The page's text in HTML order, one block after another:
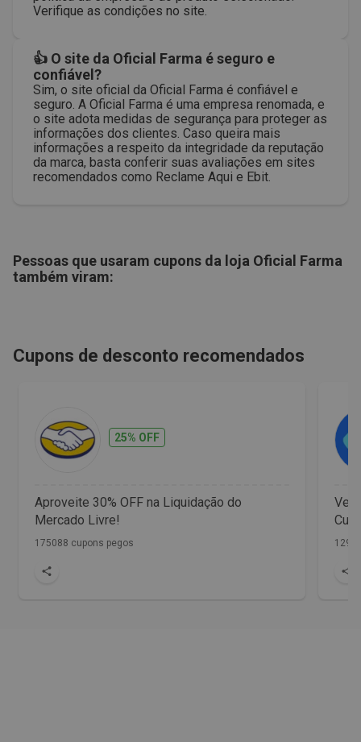
Verifique as condições no site.
👍 O site da Oficial Farma é seguro e
confiável?
Sim, o site oficial da Oficial Farma é confiável e
seguro. A Oficial Farma é uma empresa renomada, e
o site adota medidas de segurança para proteger as
informações dos clientes. Caso queira mais
informações a respeito da integridade da reputação
da marca, basta conferir suas avaliações em sites
recomendados como Reclame Aqui e Ebit.
Pessoas que usaram cupons da loja Oficial Farma
também viram:
Cupons de desconto recomendados
25% OFF
Aproveite 30% OFF na Liquidação do
Mercado Livre!
175088 cupons pegos
Vet
1298